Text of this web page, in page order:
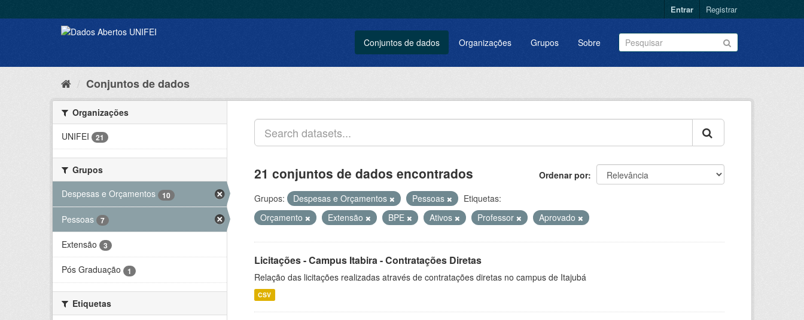
Entrar Registrar
Conjuntos de dados Organizações Grupos Sobre
Conjuntos de dados
Organizações
UNIFEI
21
Grupos
Despesas e Orçamentos
10
Pessoas 7
Extensão 3
Pós Graduação 1
Etiquetas
Ordenar por
21 conjuntos de dados encontrados
Grupos: Despesas e Orçamentos Pessoas
Etiquetas:
Orçamento
Extensão BPE Ativos Professor Aprovado
Licitações - Campus Itabira - Contratações Diretas
Relação das licitações realizadas através de contratações diretas no campus de Itajubá
CSV